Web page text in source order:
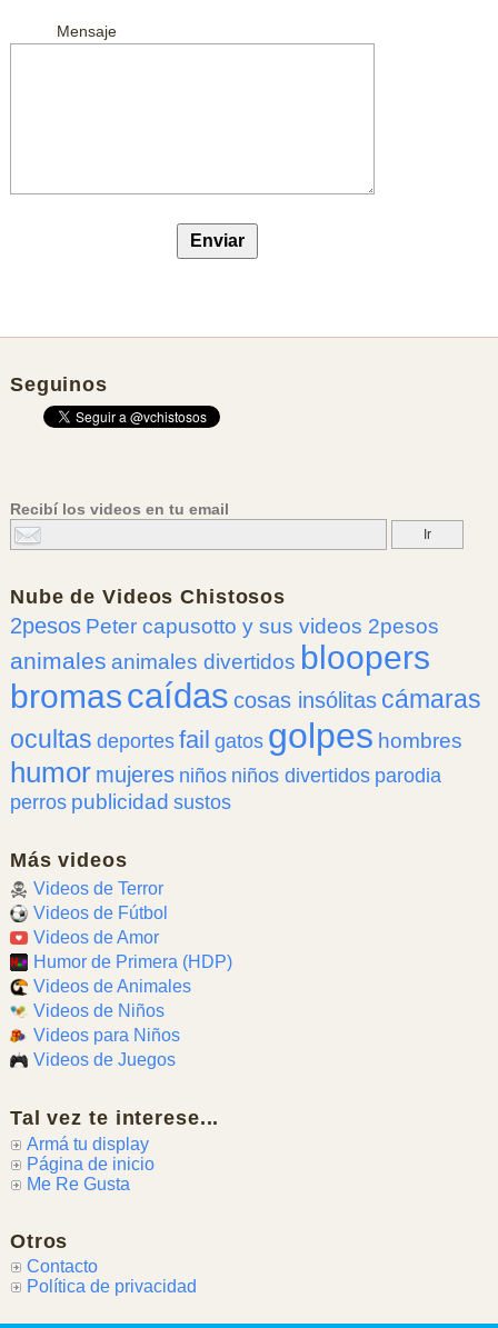
Mensaje
Seguinos
Recibí los videos en tu email
Nube deVideos Chistosos
2pesos Peter capusotto y sus videos 2pesos
animales animales divertidos bloopers
bromascaídas cosas insólitas cámaras
ocultas deportes fail gatos golpes hombres
humor mujeres niños niños divertidos parodia
perros publicidad sustos
Más videos
Videos de Terror
Videos de Fútbol
Videos de Amor
Humor de Primera (HDP)
Videos de Animales
Videos de Niños
Videos para Niños
Videos de Juegos
Tal vez te interese...
Armá tu display
Página de inicio
Me Re Gusta
Otros
Contacto
Política de privacidad